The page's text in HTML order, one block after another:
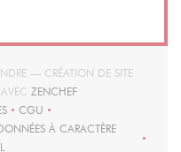
— CRÉATION DE SITE
ZENCHEF((OUVRE UNE
UNE NOUVELLE FENÊTRE))
CGU
((OUVRE UNE NOUVELLE
À CARACTÈRE
UNE NOUVELLE FENÊTRE))